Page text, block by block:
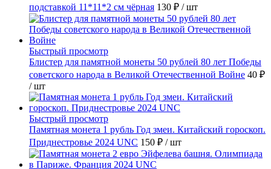
подставкой 11*11*2 см чёрная 130 ₽ / шт
Быстрый просмотр
Блистер для памятной монеты 50 рублей 80 лет Победы
советского народа в Великой Отечественной Войне 40 ₽
/ шт
Быстрый просмотр
Памятная монета 1 рубль Год змеи. Китайский гороскоп.
Приднестровье 2024 UNC 150 ₽ / шт